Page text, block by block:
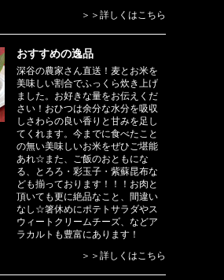
＞＞詳しくはこちら
おすすめの逸品
深谷の農家さん直送！麦とお米を
美味しい割合でふっくら炊き上げ
ました。お好きな量をお伝えくだ
さい！おひつは余分な水分を吸収
しさわらの良い香りと甘みを足し
てくれます。今までに食べたこと
の無い美味しいお米をぜひご堪能
あれ☆また、ご飯のおともにな
る、とろろ・彩玉子・紫蘇昆布な
ども揃っております！！！お肉と
頂いても更に絶品なこと、間違い
なし☆箸休めにポテトサラダやス
ウィートクリームチーズ、などア
ラカルトも豊富にあります！
＞＞詳しくはこちら